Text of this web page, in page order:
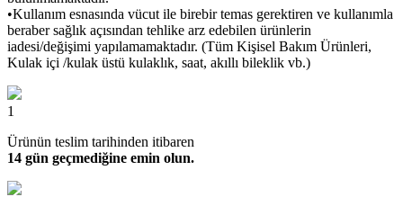
•Kullanım esnasında vücut ile birebir temas gerektiren ve kullanımla
beraber sağlık açısından tehlike arz edebilen ürünlerin
iadesi/değişimi yapılamamaktadır. (Tüm Kişisel Bakım Ürünleri,
Kulak içi /kulak üstü kulaklık, saat, akıllı bileklik vb.)
1
Ürünün teslim tarihinden itibaren
14 gün geçmediğine emin olun.